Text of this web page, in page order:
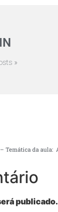
»
publicado.